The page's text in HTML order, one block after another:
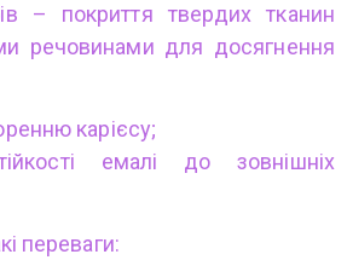
– покриття твердих тканин
речовинами для досягнення
карієсу;
емалі до зовнішніх
переваги: